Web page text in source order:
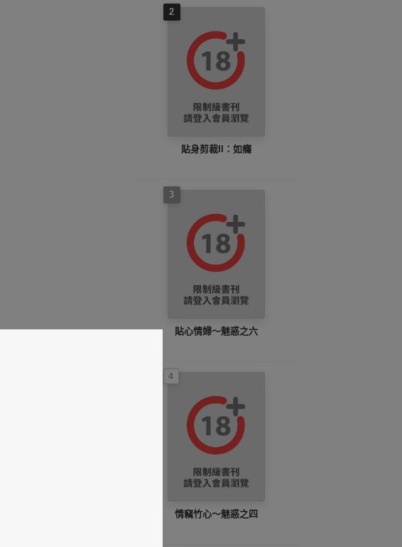
2
貼身剪裁II：如癮
3
貼心情婦～魅惑之六
4
情竊竹心～魅惑之四